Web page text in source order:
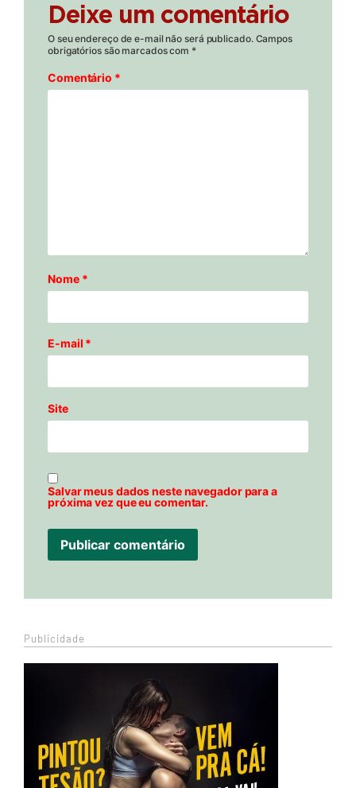
Deixe um comentário
O seu endereço de e-mail não será publicado. Campos
obrigatórios são marcados com *
Comentário *
Nome *
E-mail *
Site
Salvar meus dados neste navegador para a
próxima vez que eu comentar.
Publicidade